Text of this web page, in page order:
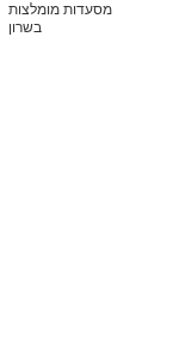
מסעדות מומלצות
בשרון